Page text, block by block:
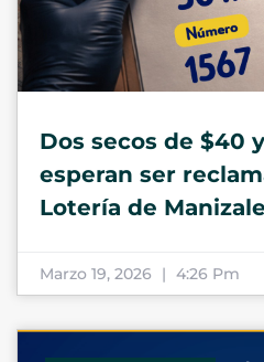
Dos secos de $40
esperan ser
Lotería de
Marzo 19, 2026 4:26 Pm